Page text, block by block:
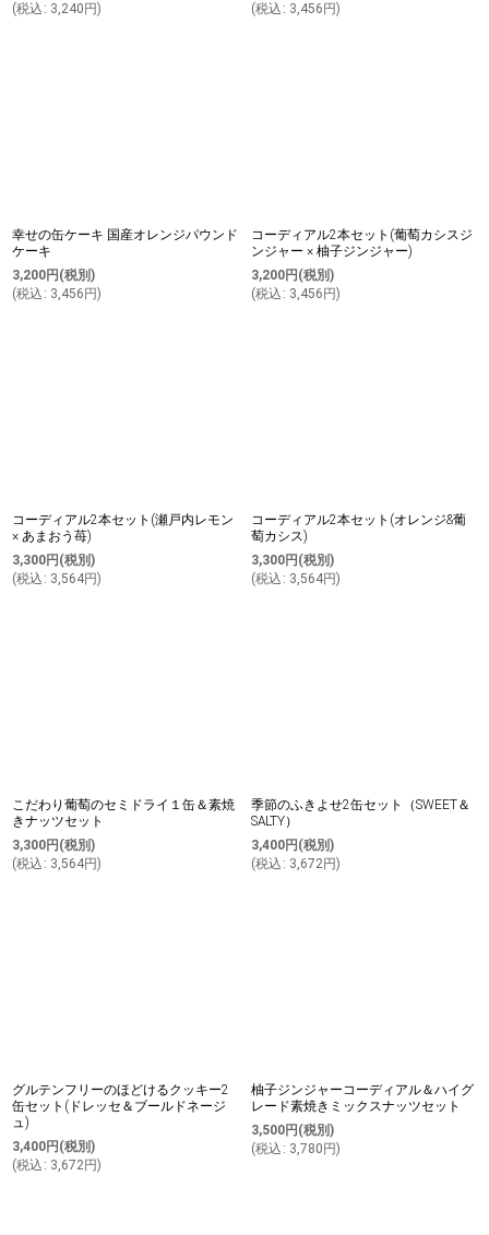
(税込 : 3,240 円)
(税込 : 3,456 円)
幸せの缶ケーキ 国産オレンジパウンド
ケーキ
3,200円 (税別)
(税込 : 3,456 円)
コーディアル2本セット(葡萄カシスジ
ンジャー × 柚子ジンジャー)
3,200円 (税別)
(税込 : 3,456 円)
コーディアル2本セット(瀬戸内レモン
× あまおう苺)
3,300円 (税別)
(税込 : 3,564円)
コーディアル2本セット(オレンジ&葡
萄カシス)
3,300円 (税別)
(税込 : 3,564円)
こだわり葡萄のセミドライ１缶＆素焼
きナッツセット
3,300円 (税別)
(税込 : 3,564円)
季節のふきよせ2缶セット（SWEET＆
SALTY）
3,400円 (税別)
(税込 : 3,672円)
グルテンフリーのほどけるクッキー2
缶セット(ドレッセ＆ブールドネージ
ュ)
3,400円 (税別)
(税込 : 3,672円)
柚子ジンジャーコーディアル＆ハイグ
レード素焼きミックスナッツセット
3,500円 (税別)
(税込 : 3,780 円)